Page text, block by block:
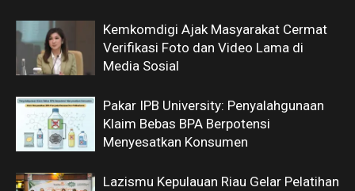
Kemkomdigi Ajak Masyarakat Cermat
Verifikasi Foto dan Video Lama di
Media Sosial
Pakar IPB University: Penyalahgunaan
Klaim Bebas BPA Berpotensi
Menyesatkan Konsumen
Lazismu Kepulauan Riau Gelar Pelatihan